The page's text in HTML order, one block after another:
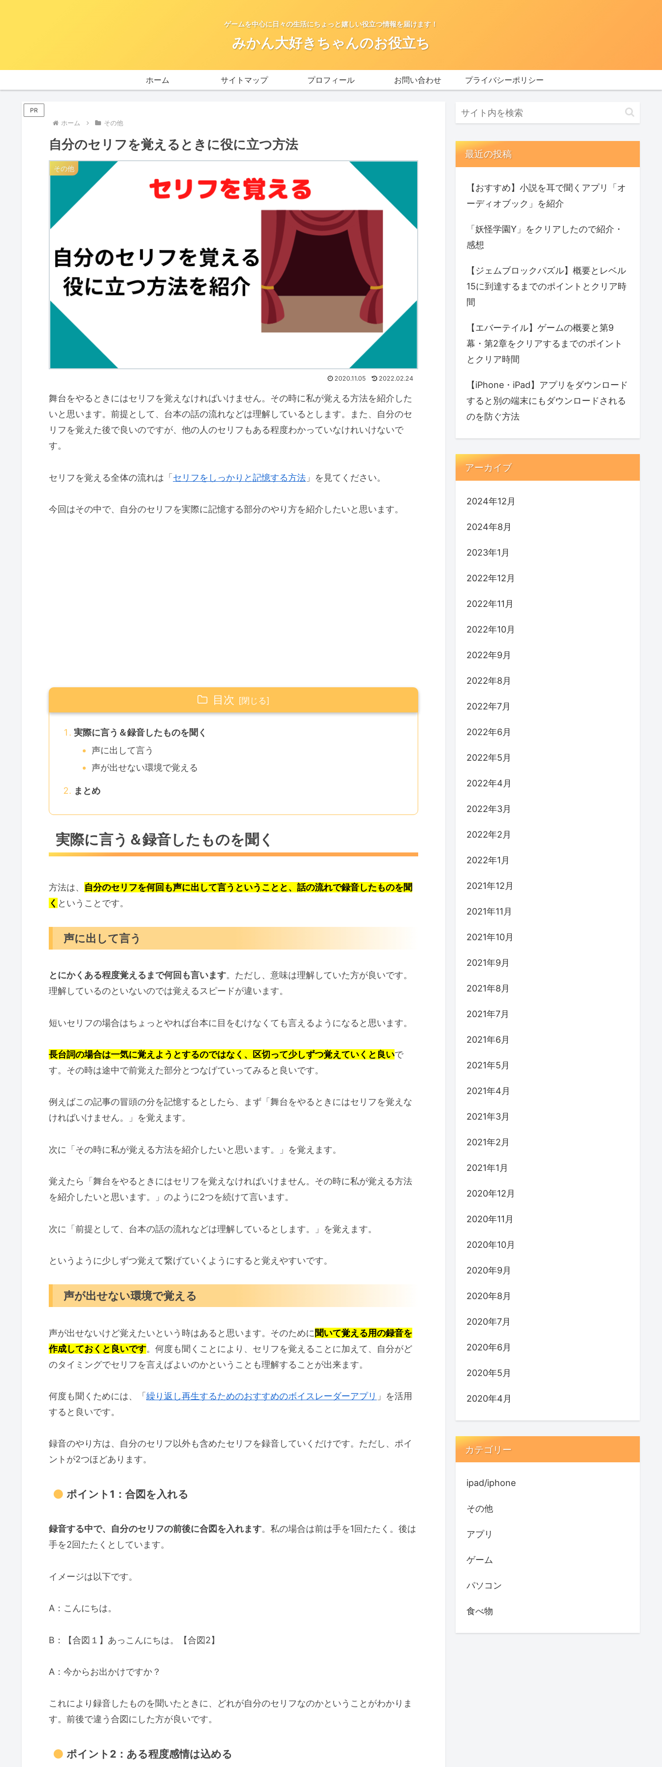
ゲームを中心に日々の生活にちょっと嬉しい役立つ情報を届けます！
みかん大好きちゃんのお役立ち
ホーム サイトマップ プロフィール お問い合わせ プライバシーポリシー
PR
ホーム その他
自分のセリフを覚えるときに役に立つ方法
その他
2020.11.05 2022.02.24
舞台をやるときにはセリフを覚えなければいけません。その時に私が覚える方法を紹介した
いと思います。前提として、台本の話の流れなどは理解しているとします。また、自分のセ
リフを覚えた後で良いのですが、他の人のセリフもある程度わかっていなけれいけないで
す。
セリフを覚える全体の流れは「セリフをしっかりと記憶する方法 」を見てください。
今回はその中で、自分のセリフを実際に記憶する部分のやり方を紹介したいと思います。
目次
実際に言う＆録音したものを聞く
声に出して言う
声が出せない環境で覚える
まとめ
実際に言う＆録音したものを聞く
方法は、 自分のセリフを何回も声に出して言うということと、話の流れで録音したものを聞
く ということです。
声に出して言う
とにかくある程度覚えるまで何回も言います。ただし、意味は理解していた方が良いです。
理解しているのといないのでは覚えるスピードが違います。
短いセリフの場合はちょっとやれば台本に目をむけなくても言えるようになると思います。
長台詞の場合は一気に覚えようとするのではなく、区切って少しずつ覚えていくと良いで
す。その時は途中で前覚えた部分とつなげていってみると良いです。
例えばこの記事の冒頭の分を記憶するとしたら、まず「舞台をやるときにはセリフを覚えな
ければいけません。」を覚えます。
次に「その時に私が覚える方法を紹介したいと思います。」を覚えます。
覚えたら「舞台をやるときにはセリフを覚えなければいけません。その時に私が覚える方法
を紹介したいと思います。」のように2つを続けて言います。
次に「前提として、台本の話の流れなどは理解しているとします。」を覚えます。
というように少しずつ覚えて繋げていくようにすると覚えやすいです。
声が出せない環境で覚える
声が出せないけど覚えたいという時はあると思います。そのために聞いて覚える用の録音を
作成しておくと良いです。何度も聞くことにより、セリフを覚えることに加えて、自分がど
のタイミングでセリフを言えばよいのかということも理解することが出来ます。
何度も聞くためには、「 繰り返し再生するためのおすすめのボイスレーダーアプリ 」を活用
すると良いです。
録音のやり方は、自分のセリフ以外も含めたセリフを録音していくだけです。ただし、ポイ
ントが2つほどあります。
ポイント1：合図を入れる
録音する中で、自分のセリフの前後に合図を入れます。私の場合は前は手を1回たたく。後は
手を2回たたくとしています。
イメージは以下です。
A：こんにちは。
B：【合図１】あっこんにちは。【合図2】
A：今からお出かけですか？
これにより録音したものを聞いたときに、どれが自分のセリフなのかということがわかりま
す。前後で違う合図にした方が良いです。
ポイント2：ある程度感情は込める
最近の投稿
【おすすめ】小説を耳で聞くアプリ「オ
ーディオブック」を紹介
「妖怪学園Y」をクリアしたので紹介・
感想
【ジェムブロックパズル】概要とレベル
15に到達するまでのポイントとクリア時
間
【エバーテイル】ゲームの概要と第9
幕・第2章をクリアするまでのポイント
とクリア時間
【iPhone・iPad】アプリをダウンロード
すると別の端末にもダウンロードされる
のを防ぐ方法
アーカイブ
2024年12月
2024年8月
2023年1月
2022年12月
2022年11月
2022年10月
2022年9月
2022年8月
2022年7月
2022年6月
2022年5月
2022年4月
2022年3月
2022年2月
2022年1月
2021年12月
2021年11月
2021年10月
2021年9月
2021年8月
2021年7月
2021年6月
2021年5月
2021年4月
2021年3月
2021年2月
2021年1月
2020年12月
2020年11月
2020年10月
2020年9月
2020年8月
2020年7月
2020年6月
2020年5月
2020年4月
カテゴリー
ipad/iphone
その他
アプリ
ゲーム
パソコン
食べ物